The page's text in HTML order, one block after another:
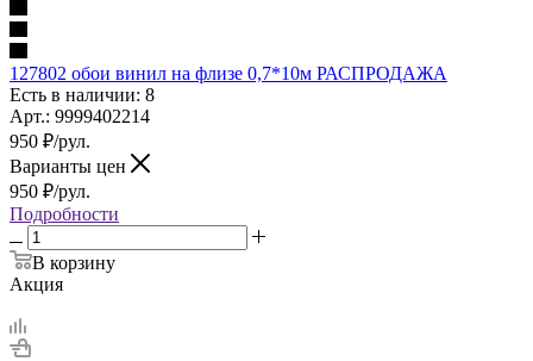
127802 обои винил на флизе 0,7*10м РАСПРОДАЖА
Есть в наличии: 8
Арт.: 9999402214
950 ₽/рул.
Варианты цен
950 ₽/рул.
Подробности
В корзину
Акция